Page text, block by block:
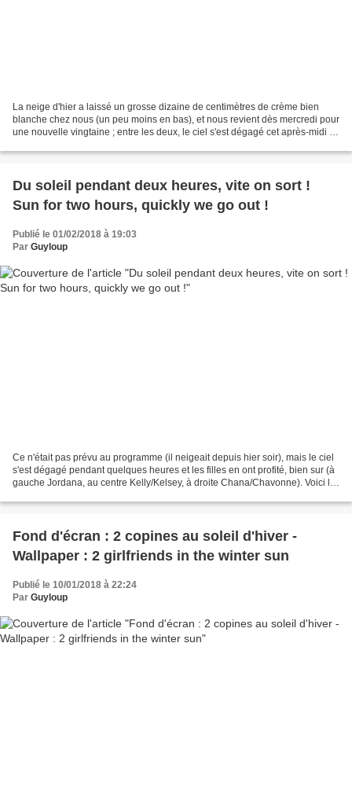
La neige d'hier a laissé un grosse dizaine de centimètres de crème bien
blanche chez nous (un peu moins en bas), et nous revient dès mercredi pour
une nouvelle vingtaine ; entre les deux, le ciel s'est dégagé cet après-midi et
Du soleil pendant deux heures, vite on sort !
Sun for two hours, quickly we go out !
Publié le 01/02/2018 à 19:03
Par Guyloup
Ce n'était pas prévu au programme (il neigeait depuis hier soir), mais le ciel
s'est dégagé pendant quelques heures et les filles en ont profité, bien sur (à
gauche Jordana, au centre Kelly/Kelsey, à droite Chana/Chavonne). Voici le
Fond d'écran : 2 copines au soleil d'hiver -
Wallpaper : 2 girlfriends in the winter sun
Publié le 10/01/2018 à 22:24
Par Guyloup